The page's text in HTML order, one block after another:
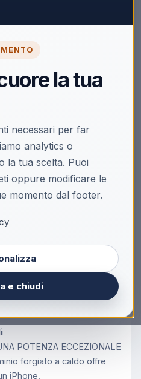
la tua
necessari per far
analytics o
la tua scelta. Puoi
oppure modificare le
momento dal footer.
e chiudi
🔒
i prezzi
possono visualizzare i
più potente di sempre.
unibody in alluminio,
tutte da 48MP e la
POTENZA ECCEZIONALE
forgiato a caldo offre
iPhone.